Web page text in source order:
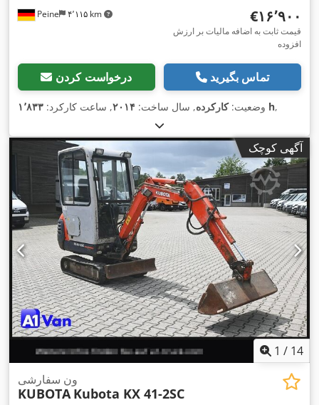
Peine ۴٬۱۱۵ km ‎€۱۶٬۹۰۰
قیمت ثابت به اضافه مالیات بر ارزش
افزوده
درخواست کردن تماس بگیرید
وضعیت:کارکرده, سال ساخت: ۲۰۱۴, ساعت کارکرد: ۱٬۸۳۳ h,
آگهی کوچک
1 / 14
ون سفارشی
KUBOTA Kubota KX 41-2SC